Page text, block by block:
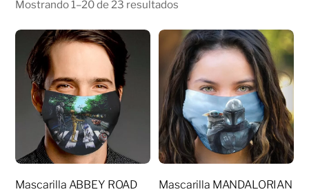
Mostrando 1–20 de 23 resultados
Mascarilla ABBEY ROAD Mascarilla MANDALORIAN